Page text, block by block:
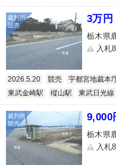
3万円
栃木県
入札
2026.5.20 競売 宇都宮地裁本
東武金崎駅
樅山駅 東武日光線
9,000
栃木県
入札